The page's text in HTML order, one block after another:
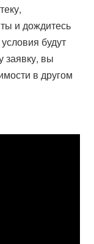
и дождитесь
будут
заявку, вы
в другом